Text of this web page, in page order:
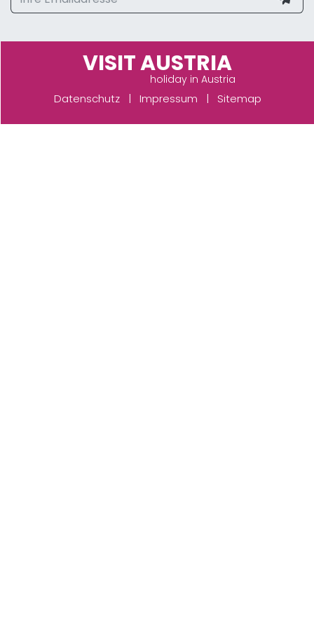
VISIT AUSTRIA
holiday in Austria
Datenschutz | Impressum | Sitemap